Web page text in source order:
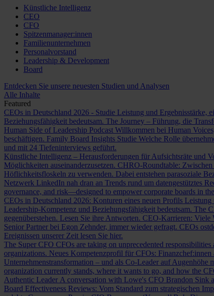
Künstliche Intelligenz
CEO
CFO
Spitzenmanager:innen
Familienunternehmen
Personalvorstand
Leadership & Development
Board
Entdecken Sie unsere neuesten Studien und Analysen
Alle Inhalte
Featured
CEOs in Deutschland 2026 - Studie Leistung und Ergebnisstärke,
Beziehungsfähigkeit bedeutsam. The Journey – Führung, die
Human Side of Leadership Podcast Willkommen bei Human
beschäftigen. Family Board Insights Studie Welche Rolle
und mit 24 Tiefeninterviews geführt.
Künstliche Intelligenz – Herausforderungen für Aufsichtsräte und
Möglichkeiten auseinanderzusetzen. CHRO-Roundtable:
Höflichkeitsfloskeln zu verwenden. Dabei entstehen parasoziale
Netzwerk LinkedIn nah dran an Trends rund um datengestütztes
governance, and risk—designed to empower corporate boards in
CEOs in Deutschland 2026: Konturen eines neuen Profils Leistung
Leadership-Kompetenz und Beziehungsfähigkeit bedeutsam. The
gegenüberstehen. Lesen Sie ihre Antworten. CEO-Karrieren: Viele
Senior Partner bei Egon Zehnder, immer wieder gefragt. CEOs
Ereignissen unserer Zeit lesen Sie hier.
The Super CFO CFOs are taking on unprecedented
organizations. Neues Kompetenzprofil für CFOs: Finanzchef:innen
Unternehmenstransformation – und als Co-Leader auf Augenhöhe
organization currently stands, where it wants to go, and how the
Authentic Leader A conversation with Lowe's CFO Brandon Sink
Board Effectiveness Reviews: Vom Standard zum strategischen